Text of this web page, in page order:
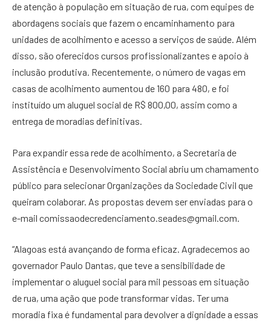
de atenção à população em situação de rua, com equipes de
abordagens sociais que fazem o encaminhamento para
unidades de acolhimento e acesso a serviços de saúde. Além
disso, são oferecidos cursos profissionalizantes e apoio à
inclusão produtiva. Recentemente, o número de vagas em
casas de acolhimento aumentou de 160 para 480, e foi
instituído um aluguel social de R$ 800,00, assim como a
entrega de moradias definitivas.
Para expandir essa rede de acolhimento, a Secretaria de
Assistência e Desenvolvimento Social abriu um chamamento
público para selecionar Organizações da Sociedade Civil que
queiram colaborar. As propostas devem ser enviadas para o
e-mail comissaodecredenciamento.seades@gmail.com
“Alagoas está avançando de forma eficaz. Agradecemos ao
governador Paulo Dantas, que teve a sensibilidade de
implementar o aluguel social para mil pessoas em situação
de rua, uma ação que pode transformar vidas. Ter uma
moradia fixa é fundamental para devolver a dignidade a essas